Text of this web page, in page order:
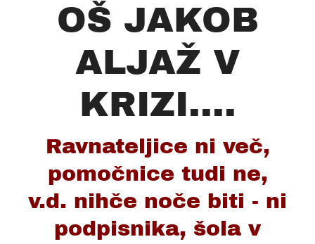
OŠ JAKOB
ALJAŽ V
KRIZI....
Ravnateljice ni več,
pomočnice tudi ne,
v.d. nihče noče biti - ni
podpisnika, šola v